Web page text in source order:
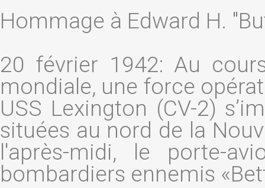
Hommage à Edward H.
20 février 1942: Au
mondiale, une force
USS Lexington (CV-2)
situées au nord de la
l'après-midi, le porte-
bombardiers ennemis